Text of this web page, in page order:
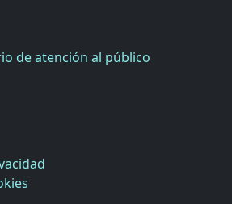
de atención al público